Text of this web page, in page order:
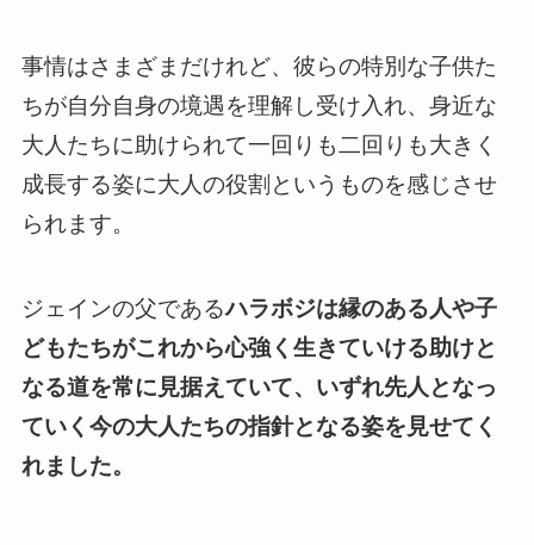
事情はさまざまだけれど、彼らの特別な子供た
ちが自分自身の境遇を理解し受け入れ、身近な
大人たちに助けられて一回りも二回りも大きく
成長する姿に大人の役割というものを感じさせ
られます。
ジェインの父であるハラボジは縁のある人や子
どもたちがこれから心強く生きていける助けと
なる道を常に見据えていて、いずれ先人となっ
ていく今の大人たちの指針となる姿を見せてく
れました。